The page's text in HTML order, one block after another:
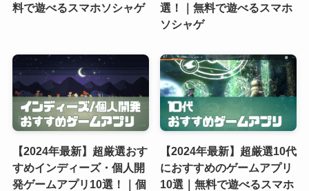
料で遊べるスマホソシャゲ
選！｜無料で遊べるスマホ
ソシャゲ
【2024年最新】超厳選おす
すめインディーズ・個人開
発ゲームアプリ10選！｜個
【2024年最新】超厳選10代
におすすめのゲームアプリ
10選｜無料で遊べるスマホ